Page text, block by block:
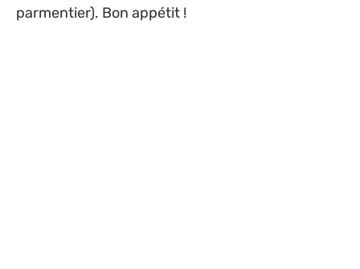
parmentier). Bon appétit !